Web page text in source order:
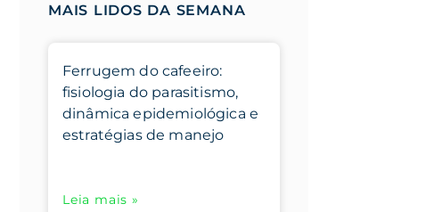
MAIS LIDOS DA SEMANA
Ferrugem do cafeeiro:
fisiologia do parasitismo,
dinâmica epidemiológica e
estratégias de manejo
Leia mais »